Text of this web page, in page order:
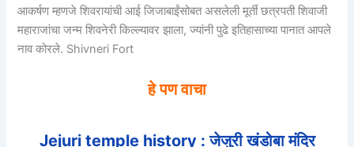
आकर्षण म्हणजे शिवरायांची आई जिजाबाईंसोबत असलेली मूर्ती छत्रपती शिवाजी
महाराजांचा जन्म शिवनेरी किल्ल्यावर झाला, ज्यांनी पुढे इतिहासाच्या पानात आपले
नाव कोरले. Shivneri Fort
हे पण वाचा
Jejuri temple history : जेजुरी खंडोबा मंदिर